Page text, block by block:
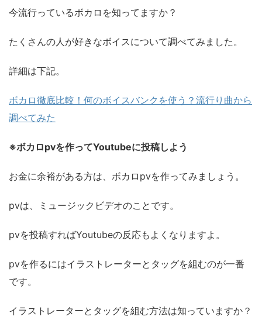
今流行っているボカロを知ってますか？
たくさんの人が好きなボイスについて調べてみました。
詳細は下記。
ボカロ徹底比較！何のボイスバンクを使う？流行り曲から
調べてみた
※ボカロpvを作ってYoutubeに投稿しよう
お金に余裕がある方は、ボカロpvを作ってみましょう。
pvは、ミュージックビデオのことです。
pvを投稿すればYoutubeの反応もよくなりますよ。
pvを作るにはイラストレーターとタッグを組むのが一番
です。
イラストレーターとタッグを組む方法は知っていますか？